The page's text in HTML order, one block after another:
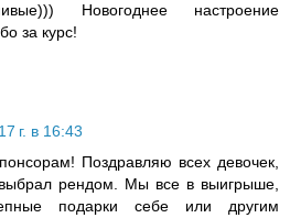
Новогоднее настроение
за курс!
г. в 16:43
Поздравляю всех девочек,
рендом. Мы все в выигрыше,
подарки себе или другим